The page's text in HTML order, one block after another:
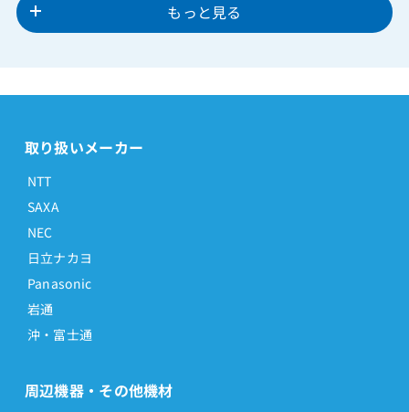
もっと見る
取り扱いメーカー
NTT
SAXA
NEC
日立ナカヨ
Panasonic
岩通
沖・富士通
周辺機器・その他機材